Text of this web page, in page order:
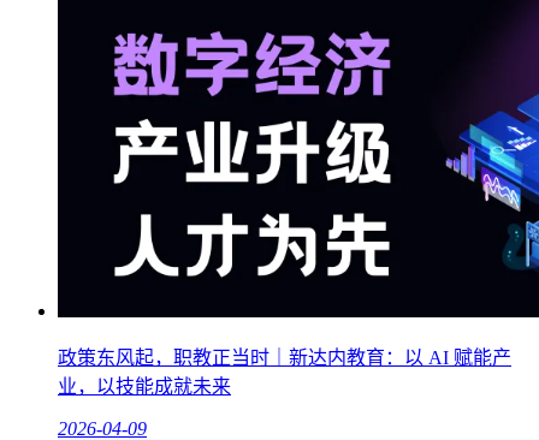
政策东风起，职教正当时｜新达内教育：以 AI 赋能产
业，以技能成就未来
2026-04-09